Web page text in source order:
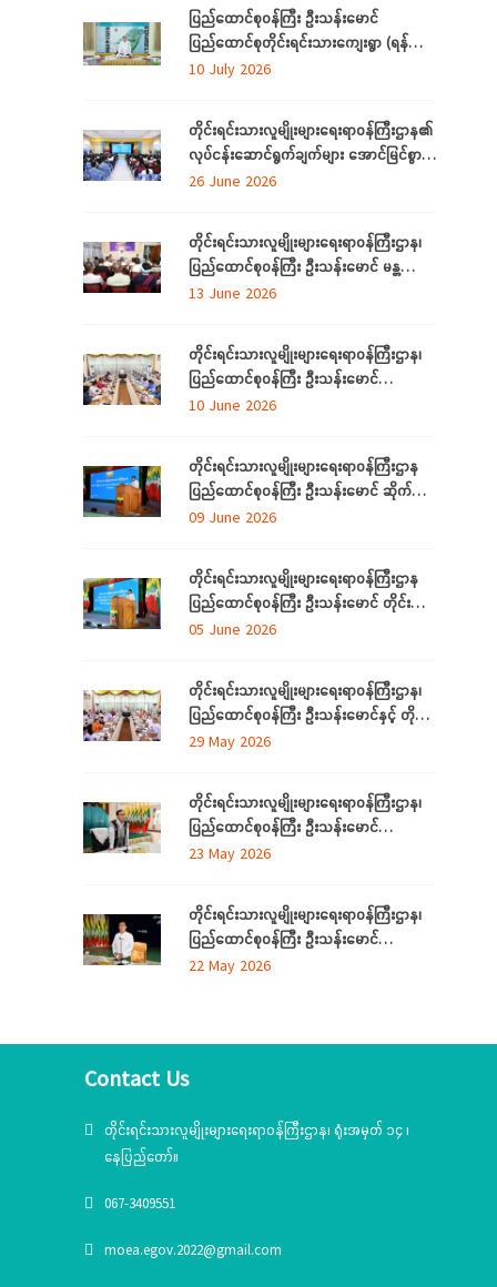
ပြည်ထောင်စုဝန်ကြီး ဦးသန်းမောင်
ပြည်ထောင်စုတိုင်းရင်းသားကျေးရွာ (ရန်ကုန်)
အဆင့်မြှင့်တင်လုပ်ငန်းဆောင်ရွက်မှုများအား
10 July 2026
တိုင်းရင်းသားလူမျိုးများရေးရာဝန်ကြီးဌာန၏
လုပ်ငန်းဆောင်ရွက်ချက်များ အောင်မြင်စွာ
အကောင်အထည်ဖော်နိုင်ရေးအတွက်
26 June 2026
တိုင်းရင်းသားလူမျိုးများရေးရာဝန်ကြီးဌာန၊
ပြည်ထောင်စုဝန်ကြီး ဦးသန်းမောင် မန္တလေး
တိုင်းဒေသကြီးအတွင်းရှိ တိုင်းရင်းသားစာပေ
ဆွေးနွေး
13 June 2026
တိုင်းရင်းသားလူမျိုးများရေးရာဝန်ကြီးဌာန၊
ပြည်ထောင်စုဝန်ကြီး ဦးသန်းမောင်
ပြည်ထောင်စုနယ်မြေ နေပြည်တော်အတွင်းရှိ
အသင်းအဖွဲ့များနှင့် တွေ့ဆုံဆွေးနွေး
10 June 2026
တိုင်းရင်းသားလူမျိုးများရေးရာဝန်ကြီးဌာန
ပြည်ထောင်စုဝန်ကြီး ဦးသန်းမောင် ဆိုက်ဘာ
လုံခြုံရေး (Cyber Security) ဆိုင်ရာ
ရောက်
09 June 2026
တိုင်းရင်းသားလူမျိုးများရေးရာဝန်ကြီးဌာန
ပြည်ထောင်စုဝန်ကြီး ဦးသန်းမောင် တိုင်း
ဒေသကြီးနှင့် ပြည်နယ်များမှ
တိုင်းရင်းသားစာပေနှင့် ယဉ်ကျေးမှု
အသင်းအဖွဲ့ ကိုယ်စားလှယ်များအား တည်
ခင်းဧည့်ခံသည့် ဂုဏ်ပြုညစာစားပွဲသို့တက်
ရောက်
05 June 2026
တိုင်းရင်းသားလူမျိုးများရေးရာဝန်ကြီးဌာန၊
ပြည်ထောင်စုဝန်ကြီး ဦးသန်းမောင်နှင့် တိုင်း
ဒေသကြီးနှင့်ပြည်နယ် တိုင်းရင်းသား
အစည်းအဝေး ကျင်းပ
29 May 2026
တိုင်းရင်းသားလူမျိုးများရေးရာဝန်ကြီးဌာန၊
ပြည်ထောင်စုဝန်ကြီး ဦးသန်းမောင်
ကရင်ပြည်နယ် အတွင်းရှိ တိုင်းရင်းသား
တွေ့ဆုံဆွေးနွေး၊ ဝန်ထမ်းများနှင့်တွေ့ဆုံအမှာ
စကားပြောကြား
23 May 2026
တိုင်းရင်းသားလူမျိုးများရေးရာဝန်ကြီးဌာန၊
ပြည်ထောင်စုဝန်ကြီး ဦးသန်းမောင်
မွန်ပြည်နယ် အတွင်းရှိ တိုင်းရင်းသားစာပေ
22 May 2026
Contact Us
တိုင်းရင်းသားလူမျိုးများရေးရာဝန်ကြီးဌာန၊ ရုံးအမှတ် ၁၄ ၊
နေပြည်တော်။
067-3409551
moea.egov.2022@gmail.com